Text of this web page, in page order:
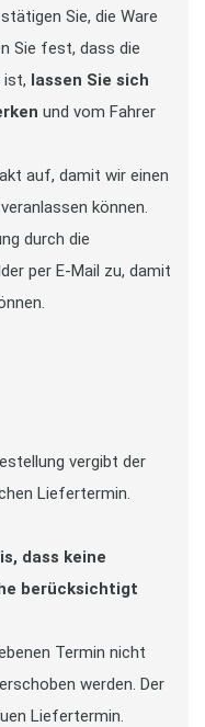
Sie, die Ware
Sie fest, dass die
ist, lassen Sie sich
und vom Fahrer
auf, damit wir einen
können.
durch die
per E-Mail zu, damit
vergibt der
Liefertermin.
dass keine
berücksichtigt
Termin nicht
werden. Der
Liefertermin.